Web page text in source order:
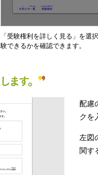
「受験権利を詳しく見る」を選
験できるかを確認できます。
配慮
クを
左図
関す